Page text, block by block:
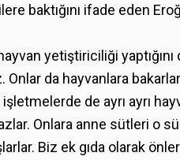
baktığını ifade eden
yetiştiriciliği
da hayvanlara
de ayrı ayrı
Onlara anne sütleri o
Biz ek gıda olarak